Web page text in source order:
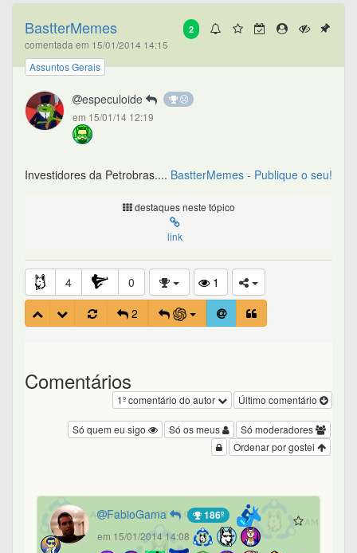
2
BastterMemes
comentada em 15/01/2014 14:15
Assuntos Gerais
especuloide
em 15/01/14 12:19
Investidores da Petrobras.... BastterMemes - Publique o seu!
destaques neste tópico
link
4 0
1
2
Comentários
Último comentário
1º comentário do autor
Só moderadores
Só os meus
Só quem eu sigo
Ordenar por gostei
FabioGama 186º
em 15/01/2014 14:08